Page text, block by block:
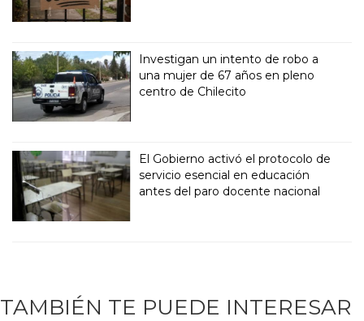
Investigan un intento de robo a
una mujer de 67 años en pleno
centro de Chilecito
El Gobierno activó el protocolo de
servicio esencial en educación
antes del paro docente nacional
TAMBIÉN TE PUEDE INTERESAR